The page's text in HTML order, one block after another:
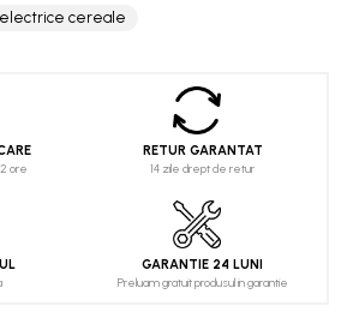
cereale
ore
RETUR GARANTAT
14 zile drept de retur
GARANTIE 24 LUNI
Preluam gratuit produsul in garantie